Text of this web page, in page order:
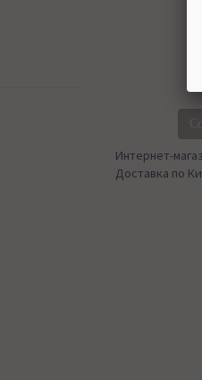
Интернет-
Доставка по